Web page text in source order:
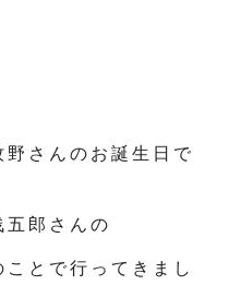
さんのお誕生日で
五郎さんの
とで行ってきまし